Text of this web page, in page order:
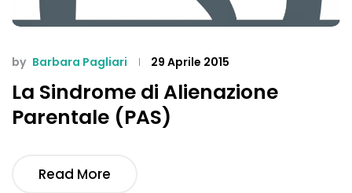
by Barbara Pagliari 29 Aprile 2015
La Sindrome di Alienazione
Parentale (PAS)
Read More